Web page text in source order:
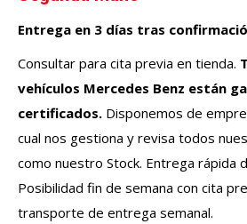
Entrega en 3 días tras
Consultar para cita previa en tienda.
vehículos Mercedes Benz están
certificados. Disponemos de
cual nos gestiona y revisa todos
como nuestro Stock. Entrega rápida
Posibilidad fin de semana con cita
transporte de entrega semanal.